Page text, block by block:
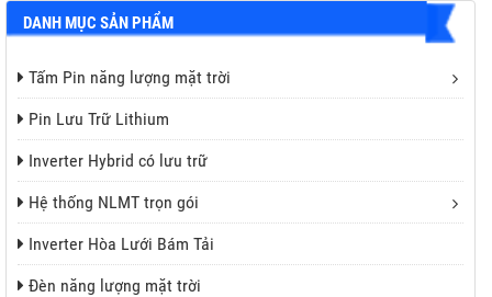
DANH MỤC SẢN PHẨM
Tấm Pin năng lượng mặt trời
Pin Lưu Trữ Lithium
Inverter Hybrid có lưu trữ
Hệ thống NLMT trọn gói
Inverter Hòa Lưới Bám Tải
Đèn năng lượng mặt trời